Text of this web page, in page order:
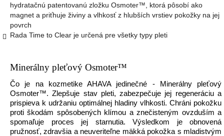
hydratačnú patentovanú zložku Osmoter™, ktorá pôsobí ako
magnet a priťhuje živiny a vlhkosť z hlubších vrstiev pokožky na jej
povrch
Rada Time to Clear je určená pre všetky typy pleti
Minerálny pleťový Osmoter™
Čo je na kozmetike AHAVA jedinečné - Minerálny pleťový
Osmoter™. Zlepšuje stav pleti, zabezpečuje jej regeneráciu a
prispieva k udržaniu optimálnej hladiny vlhkosti. Chráni pokožku
proti škodám spôsobených klímou a znečisteným ovzduším a
spomaľuje proces jej starnutia. Výsledkom je obnovená
pružnosť, zdravšia a neuveriteľne mäkká pokožka s mladistvým